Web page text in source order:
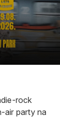
rock
air party na